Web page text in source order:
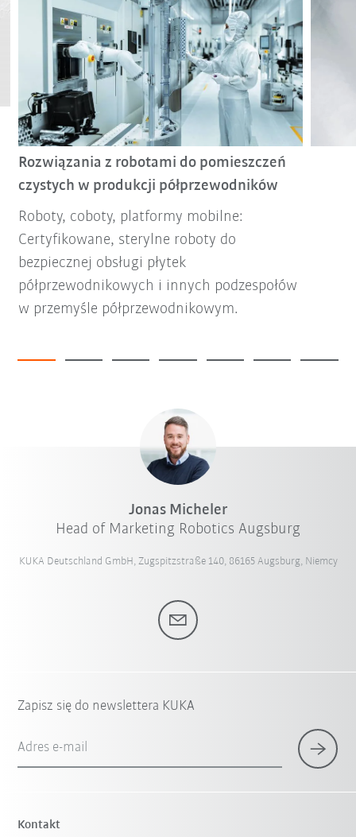
Rozwiązania z robotami do pomieszczeń
czystych w produkcji półprzewodników
Roboty, coboty, platformy mobilne:
Certyfikowane, sterylne roboty do
bezpiecznej obsługi płytek
półprzewodnikowych i innych podzespołów
w przemyśle półprzewodnikowym.
Jonas Micheler
Head of Marketing Robotics Augsburg
KUKA Deutschland GmbH, Zugspitzstraße 140, 86165 Augsburg, Niemcy
Zapisz się do newslettera KUKA
Adres e-mail
Kontakt